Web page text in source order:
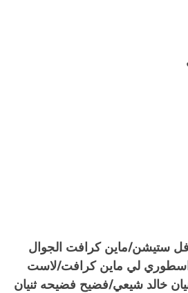
دفل ستيشن/ماين كرافت الجوال
لي ماين كرافت/لاست
خالد شيعي/فضيح فضيحه ثنيان